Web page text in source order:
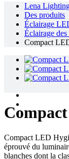
Lena
Des produits
Éclairage
Éclairage des
Compact
Compact LED
éprouvé du
blanches dont la